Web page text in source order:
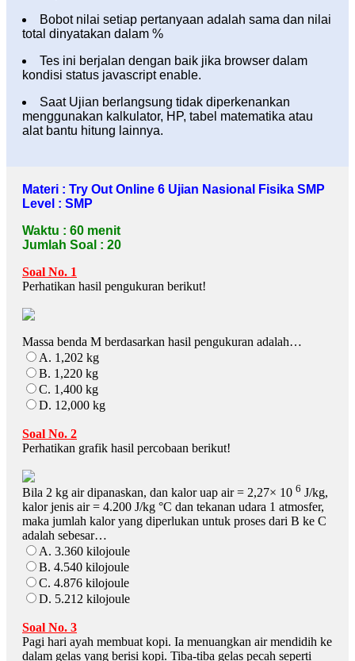
Bobot nilai setiap pertanyaan adalah sama dan nilai
total dinyatakan dalam %
Tes ini berjalan dengan baik jika browser dalam
kondisi status javascript enable.
Saat Ujian berlangsung tidak diperkenankan
menggunakan kalkulator, HP, tabel matematika atau
alat bantu hitung lainnya.
Materi : Try Out Online 6 Ujian Nasional Fisika SMP
Level : SMP
Waktu : 60 menit
Jumlah Soal : 20
Soal No. 1
Perhatikan hasil pengukuran berikut!
Massa benda M berdasarkan hasil pengukuran adalah…
A. 1,202 kg
B. 1,220 kg
C. 1,400 kg
D. 12,000 kg
Soal No. 2
Perhatikan grafik hasil percobaan berikut!
Bila 2 kg air dipanaskan, dan kalor uap air = 2,27× 10 6 J/kg,
kalor jenis air = 4.200 J/kg °C dan tekanan udara 1 atmosfer,
maka jumlah kalor yang diperlukan untuk proses dari B ke C
adalah sebesar…
A. 3.360 kilojoule
B. 4.540 kilojoule
C. 4.876 kilojoule
D. 5.212 kilojoule
Soal No. 3
Pagi hari ayah membuat kopi. Ia menuangkan air mendidih ke
dalam gelas yang berisi kopi. Tiba-tiba gelas pecah seperti